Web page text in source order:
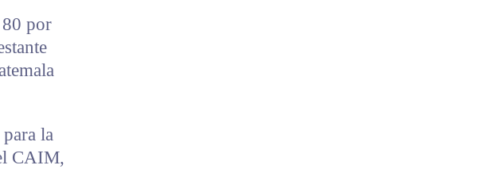
80 por
la
CAIM,